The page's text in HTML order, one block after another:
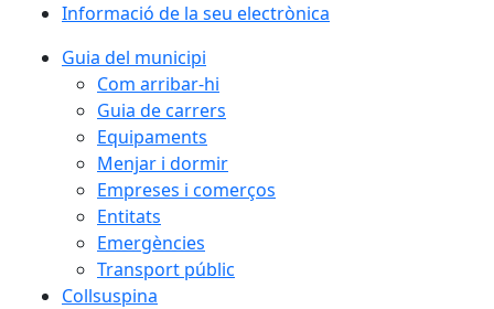
Informació de la seu electrònica
Guia del municipi
Com arribar-hi
Guia de carrers
Equipaments
Menjar i dormir
Empreses i comerços
Entitats
Emergències
Transport públic
Collsuspina